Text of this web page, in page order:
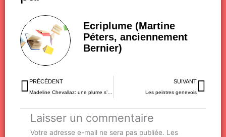
Ecriplume (Martine
Péters, anciennement
Bernier)
Précédent
PRÉCÉDENT SUIVANT
Les peintres genevois
Laisser un commentaire
Votre adresse e-mail ne sera pas publiée. Les